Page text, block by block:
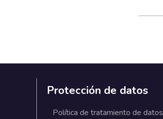
Protección de datos
Política de tratamiento de datos